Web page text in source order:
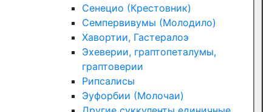
Сенецио (Крестовник)
Семпервивумы (Молодило)
Хавортии, Гастералоэ
Эхеверии, граптопеталумы,
граптоверии
Рипсалисы
Эуфорбии (Молочаи)